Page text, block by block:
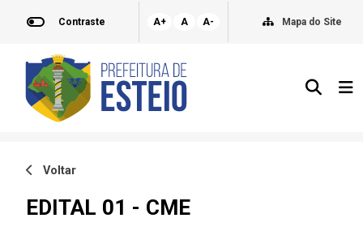
Contraste A+ A A- Mapa do Site
Voltar
EDITAL 01 - CME